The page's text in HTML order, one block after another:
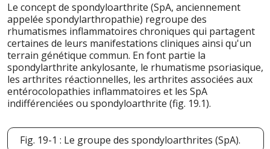
Le concept de spondyloarthrite (SpA, anciennement
appelée spondylarthropathie) regroupe des
rhumatismes inflammatoires chroniques qui partagent
certaines de leurs manifestations cliniques ainsi qu'un
terrain génétique commun. En font partie la
spondylarthrite ankylosante, le rhumatisme psoriasique,
les arthrites réactionnelles, les arthrites associées aux
entérocolopathies inflammatoires et les SpA
indifférenciées ou spondyloarthrite (fig. 19.1).
Fig. 19-1 : Le groupe des spondyloarthrites (SpA).